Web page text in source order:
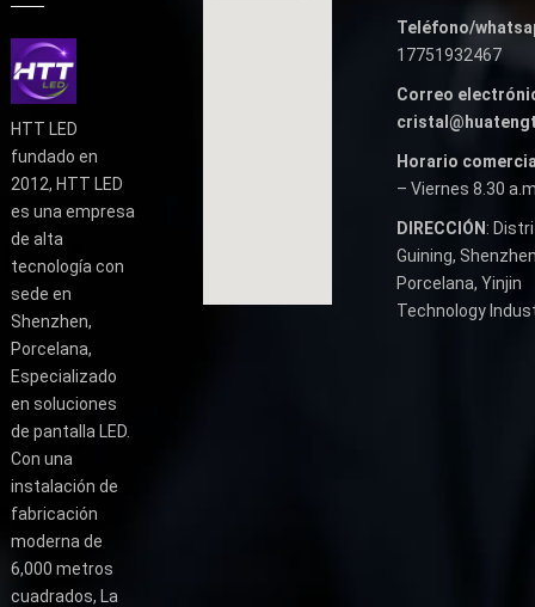
HTT LED
fundado en
2012, HTT LED
es una empresa
de alta
tecnología con
sede en
Shenzhen,
Porcelana,
Especializado
en soluciones
de pantalla LED.
Con una
instalación de
fabricación
moderna de
6,000 metros
cuadrados, La
Teléfono/
17751932467
Correo
Horario
– Viernes 8.30
DIRECCIÓN :
Guining,
Porcelana, Yinjin
Technology